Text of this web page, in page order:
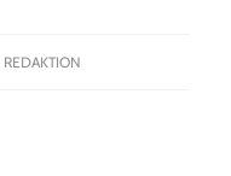
REDAKTION